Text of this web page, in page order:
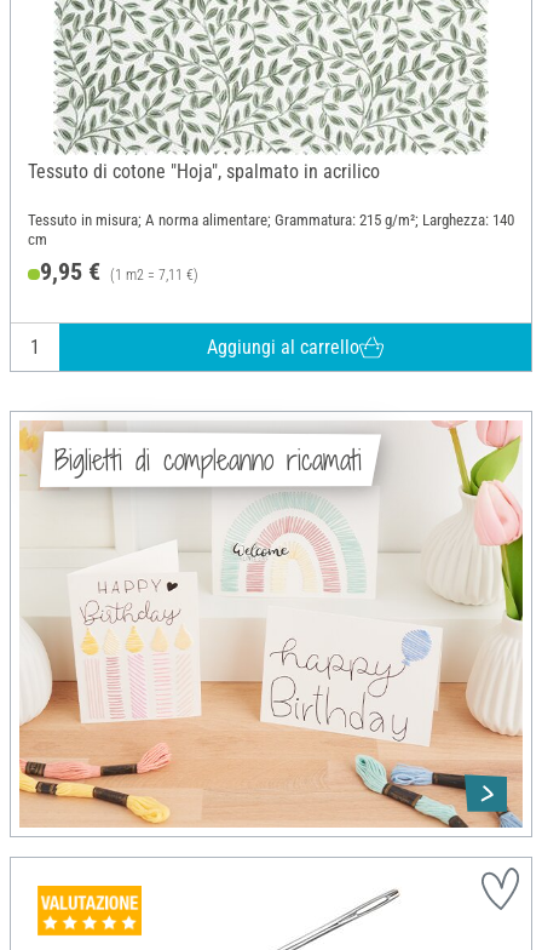
Tessuto di cotone "Hoja", spalmato in acrilico
Tessuto in misura; A norma alimentare; Grammatura: 215 g/m²; Larghezza: 140
cm
9,95 € (1 m2 = 7,11 €)
Aggiungi al carrello
Biglietti di compleanno ricamati